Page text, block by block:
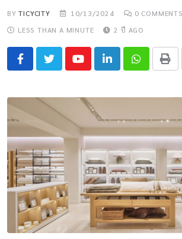
BYTICYCITY 10/13/2024 0 COMMENTS
LESS THAN A MINUTE
2 ปี AGO